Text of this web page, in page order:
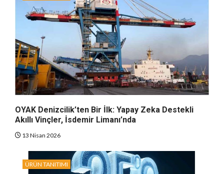
OYAK Denizcilik’ten Bir İlk: Yapay Zeka Destekli
Akıllı Vinçler, İsdemir Limanı’nda
13 Nisan 2026
ÜRÜN TANITIMI